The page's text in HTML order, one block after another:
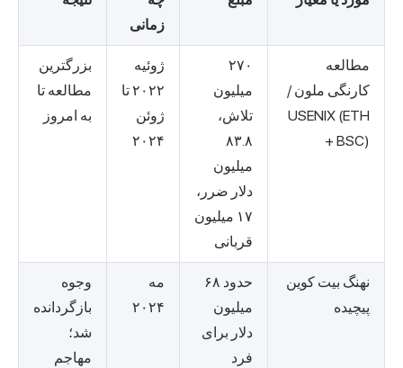
زمانی
مطالعه
کارنگی ملون /
USENIX (ETH
+ BSC)
۲۷۰
میلیون
تلاش،
۸۳.۸
میلیون
دلار ضرر،
۱۷ میلیون
قربانی
ژوئیه
۲۰۲۲ تا
ژوئن
۲۰۲۴
بزرگترین
مطالعه تا
به امروز
نهنگ بیت کوین
پیچیده
حدود ۶۸
میلیون
دلار برای
فرد
مه
۲۰۲۴
وجوه
بازگردانده
شد؛
مهاجم